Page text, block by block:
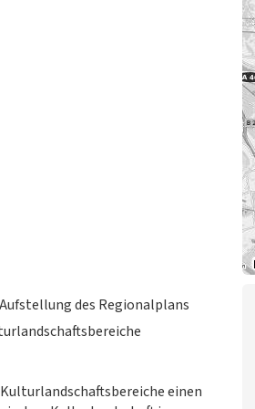
des Regionalplans
einen